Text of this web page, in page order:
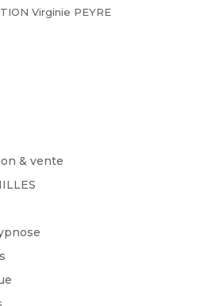
Virginie PEYRE
& vente